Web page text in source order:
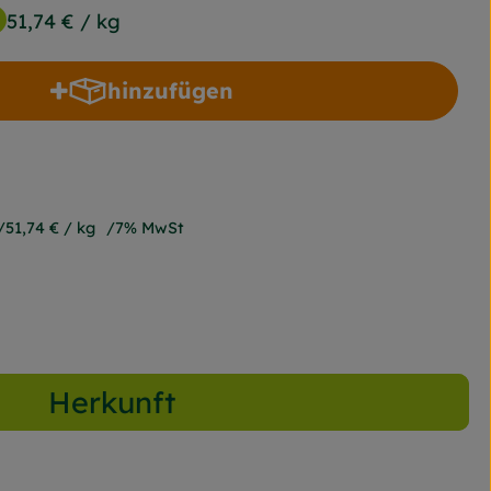
51,74 € / kg
hinzufügen
Produkt zum Warenkorb hinzufügen
51,74 € / kg 7% MwSt
Herkunft